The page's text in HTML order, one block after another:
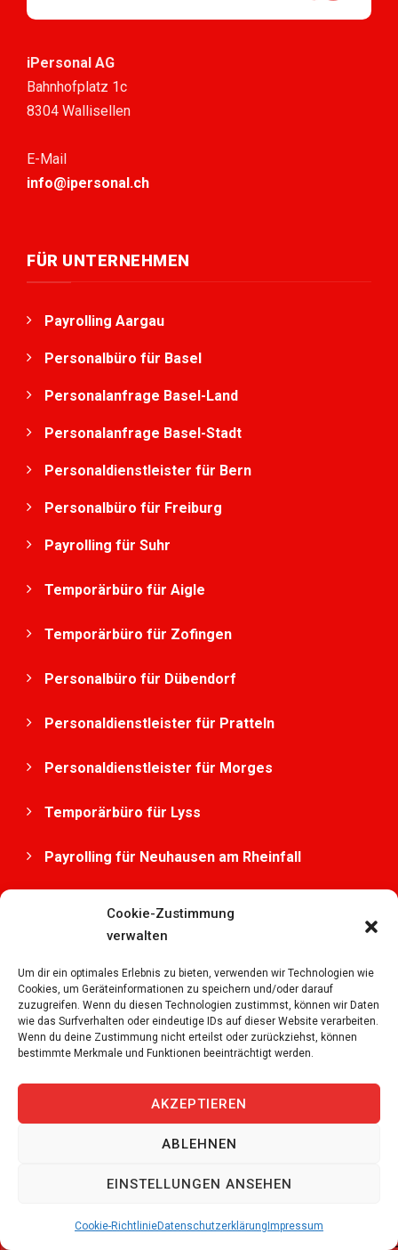
Cookie-Zustimmung
verwalten
Um dir ein optimales Erlebnis zu bieten, verwenden wir Technologien wie
Cookies, um Geräteinformationen zu speichern und/oder darauf
zuzugreifen. Wenn du diesen Technologien zustimmst, können wir Daten
wie das Surfverhalten oder eindeutige IDs auf dieser Website verarbeiten.
Wenn du deine Zustimmung nicht erteilst oder zurückziehst, können
bestimmte Merkmale und Funktionen beeinträchtigt werden.
AKZEPTIEREN
ABLEHNEN
EINSTELLUNGEN ANSEHEN
Cookie-RichtlinieDatenschutzerklärung Impressum
iPersonal AG
Bahnhofplatz 1c
8304 Wallisellen
E-Mail
info@ipersonal.ch
FÜR UNTERNEHMEN
Payrolling Aargau
Personalbüro für Basel
Personalanfrage Basel-Land
Personalanfrage Basel-Stadt
Personaldienstleister für Bern
Personalbüro für Freiburg
Payrolling für Suhr
Temporärbüro für Aigle
Temporärbüro für Zofingen
Personalbüro für Dübendorf
Personaldienstleister für Pratteln
Personaldienstleister für Morges
Temporärbüro für Lyss
Payrolling für Neuhausen am Rheinfall
Personaldienstleister für Payerne
Temporärbüro für Worb
Temporärbüro für Weinfelden
TEMPORÄRBÜRO SCHWEIZ
Temporärbüro für Aargau
Temporärbüro für Basel